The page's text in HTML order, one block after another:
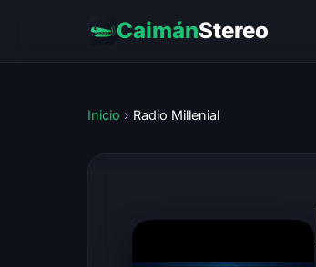
CaimánStereo
Inicio › Radio Millenial